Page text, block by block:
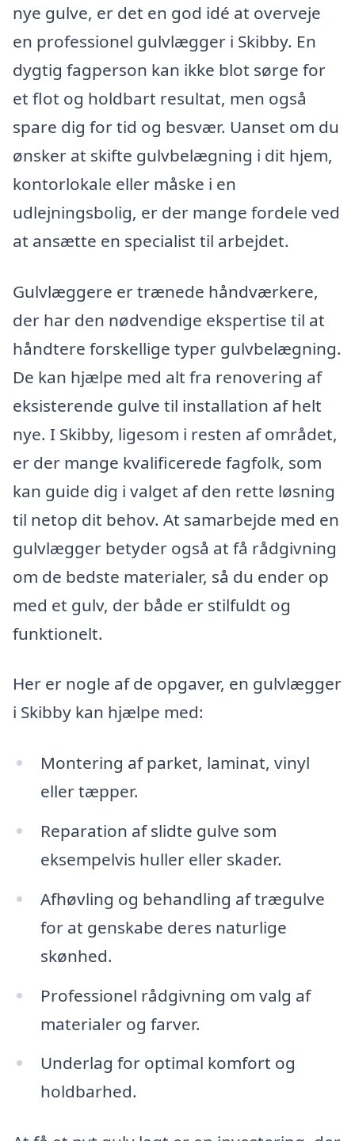
nye gulve, er det en god idé at overveje
en professionel gulvlægger i Skibby. En
dygtig fagperson kan ikke blot sørge for
et flot og holdbart resultat, men også
spare dig for tid og besvær. Uanset om du
ønsker at skifte gulvbelægning i dit hjem,
kontorlokale eller måske i en
udlejningsbolig, er der mange fordele ved
at ansætte en specialist til arbejdet.
Gulvlæggere er trænede håndværkere,
der har den nødvendige ekspertise til at
håndtere forskellige typer gulvbelægning.
De kan hjælpe med alt fra renovering af
eksisterende gulve til installation af helt
nye. I Skibby, ligesom i resten af området,
er der mange kvalificerede fagfolk, som
kan guide dig i valget af den rette løsning
til netop dit behov. At samarbejde med en
gulvlægger betyder også at få rådgivning
om de bedste materialer, så du ender op
med et gulv, der både er stilfuldt og
funktionelt.
Her er nogle af de opgaver, en gulvlægger
i Skibby kan hjælpe med:
Montering af parket, laminat, vinyl
eller tæpper.
Reparation af slidte gulve som
eksempelvis huller eller skader.
Afhøvling og behandling af trægulve
for at genskabe deres naturlige
skønhed.
Professionel rådgivning om valg af
materialer og farver.
Underlag for optimal komfort og
holdbarhed.